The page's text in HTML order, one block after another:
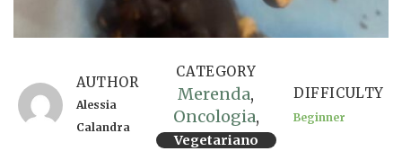
AUTHOR
Alessia
Calandra
CATEGORY
Merenda,
Oncologia,
Vegetariano
DIFFICULTY
Beginner